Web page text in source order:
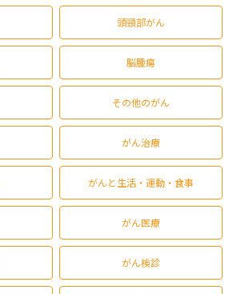
頭頸部がん
脳腫瘍
その他のがん
がん治療
がんと生活・運動・食事
がん医療
がん検診